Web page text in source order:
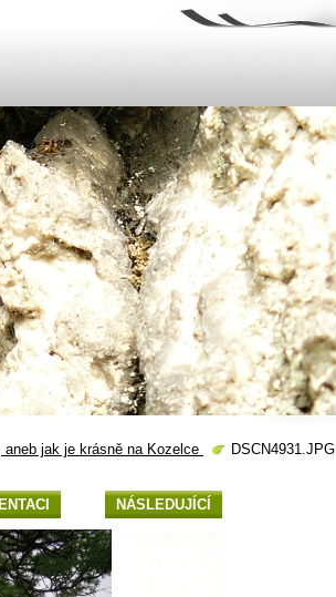
jak je krásně na Kozelce DSCN4931.JPG
NÁSLEDUJÍCÍ